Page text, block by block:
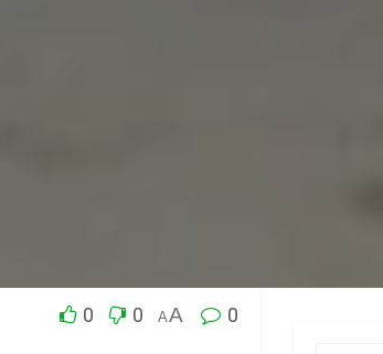
0 0 AA 0